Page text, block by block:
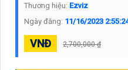
Thương hiệu: Ezviz
Ngày đăng: 11/16/2023
VNĐ 2,700,000 ₫